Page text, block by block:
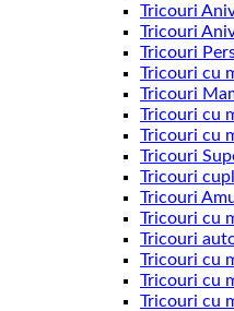
Tricouri
Tricouri
Tricouri
Tricouri cu
Tricouri
Tricouri cu
Tricouri cu
Tricouri
Tricouri
Tricouri
Tricouri cu
Tricouri
Tricouri cu
Tricouri cu
Tricouri cu